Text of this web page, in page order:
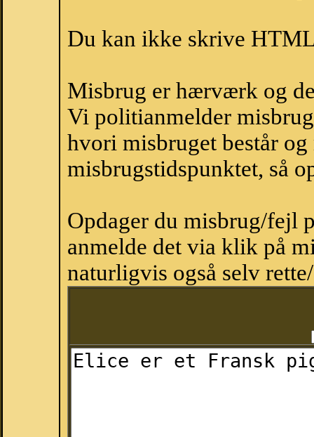
Du kan ikke skrive
Misbrug er hærværk og
Vi politianmelder
hvori misbruget består
misbrugstidspunktet, så
Opdager du misbrug/fejl
anmelde det via klik på
naturligvis også selv